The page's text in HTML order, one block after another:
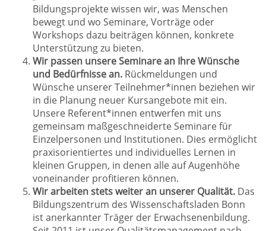
Bildungsprojekte wissen wir, was Menschen
bewegt und wo Seminare, Vorträge oder
Workshops dazu beiträgen können, konkrete
Unterstützung zu bieten.
Wir passen unsere Seminare an Ihre Wünsche
und Bedürfnisse an. Rückmeldungen und
Wünsche unserer Teilnehmer*innen beziehen wir
in die Planung neuer Kursangebote mit ein.
Unsere Referent*innen entwerfen mit uns
gemeinsam maßgeschneiderte Seminare für
Einzelpersonen und Institutionen. Dies ermöglicht
praxisorientiertes und individuelles Lernen in
kleinen Gruppen, in denen alle auf Augenhöhe
voneinander profitieren können.
Wir arbeiten stets weiter an unserer Qualität. Das
Bildungszentrum des Wissenschaftsladen Bonn
ist anerkannter Träger der Erwachsenenbildung.